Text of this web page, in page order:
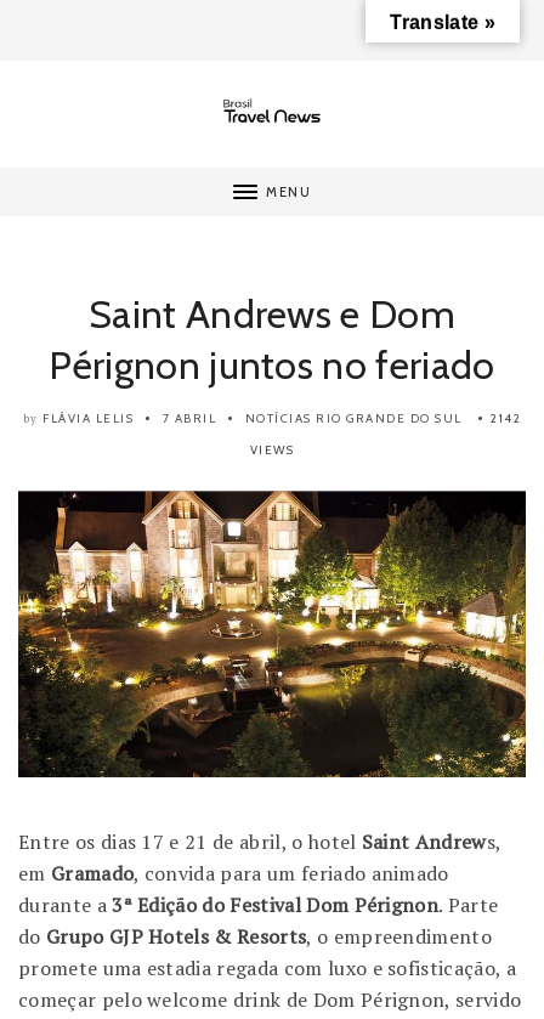
MENU
Saint Andrews e Dom
Pérignon juntos no feriado
by FLÁVIA LELIS 7 ABRIL NOTÍCIAS RIO GRANDE DO SUL
2142
VIEWS
Entre os dias 17 e 21 de abril, o hotel Saint Andrews,
em Gramado, convida para um feriado animado
durante a3ª Edição do Festival Dom Pérignon. Parte
do Grupo GJP Hotels & Resorts, o empreendimento
promete uma estadia regada com luxo e sofisticação, a
começar pelo welcome drink de Dom Pérignon, servido
Translate »